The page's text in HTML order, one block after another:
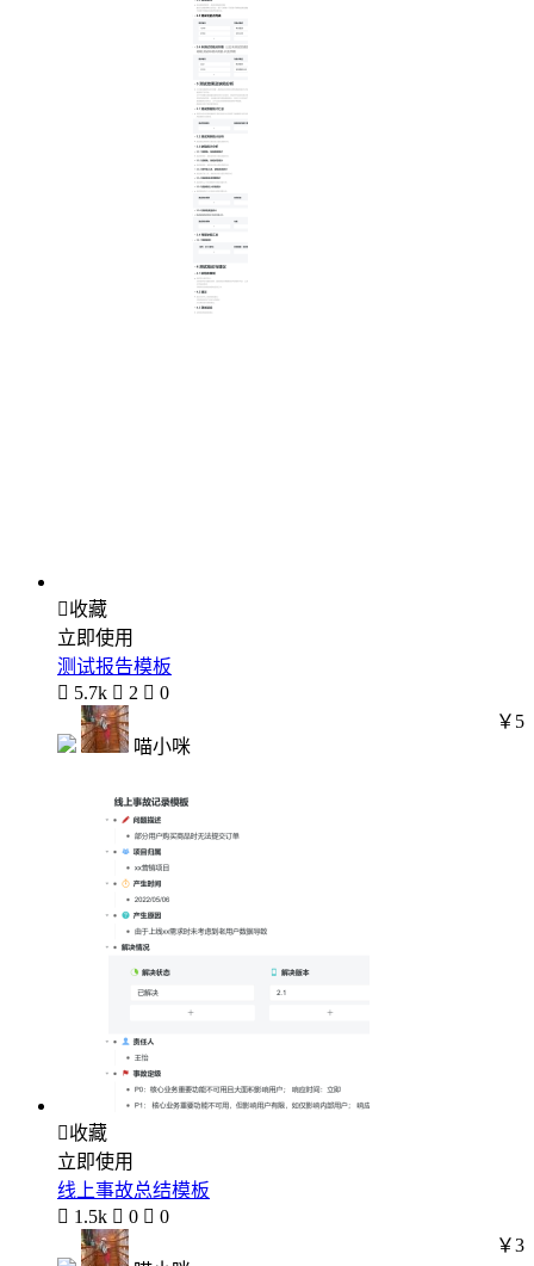
收藏
立即使用
测试报告模板
 5.7k  2  0
喵小咪
￥5
收藏
立即使用
线上事故总结模板
 1.5k  0  0
￥3